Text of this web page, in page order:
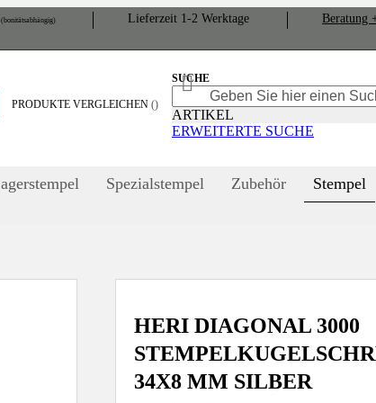
(bonitätsabhängig) Liefer­zeit 1-2 Werk­tage Bera­tung
SUCHE
SUCHE
ARTIKEL
ERWEITERTE SUCHE
SUCHE
PRODUKTE VERGLEICHEN
Spezialstempel Zubehör Stempel
HERI DIAGONAL 3000
34X8 MM SILBER